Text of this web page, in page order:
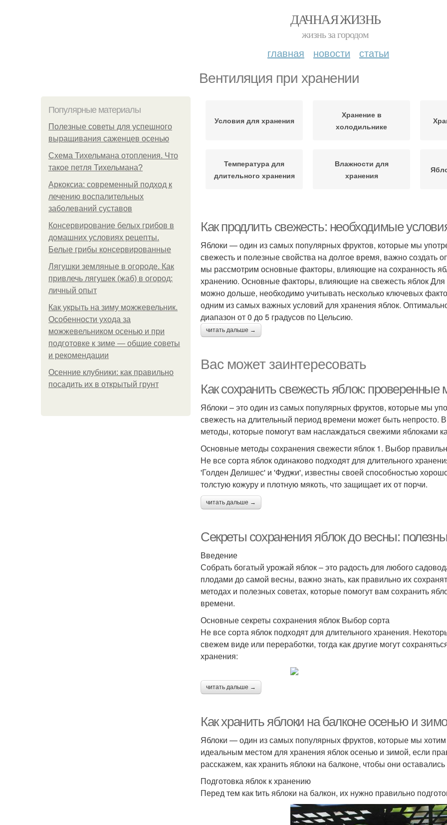
ДАЧНАЯ ЖИЗНЬ
жизнь за городом
главная новости статьи
Вентиляция при хранении
Популярные материалы
Полезные советы для успешного
выращивания саженцев осенью
Схема Тихельмана отопления. Что
такое петля Тихельмана?
Аркоксиа: современный подход к
лечению воспалительных
заболеваний суставов
Консервирование белых грибов в
домашних условиях рецепты.
Белые грибы консервированные
Лягушки земляные в огороде. Как
привлечь лягушек (жаб) в огород:
личный опыт
Как укрыть на зиму можжевельник.
Особенности ухода за
можжевельником осенью и при
подготовке к зиме — общие советы
и рекомендации
Осенние клубники: как правильно
посадить их в открытый грунт
Условия для хранения
Хранение в
холодильнике
Температура для
длительного хранения
Влажности для
хранения
Как продлить свежесть: необходимые
Яблоки — один из самых популярных фруктов, которые мы
свежесть и полезные свойства на долгое время, важно создать
мы рассмотрим основные факторы, влияющие на сохранность
хранению. Основные факторы, влияющие на свежесть яблок Для
можно дольше, необходимо учитывать несколько ключевых
одним из самых важных условий для хранения яблок.
диапазон от 0 до 5 градусов по Цельсию.
читать дальше →
Вас может заинтересовать
Как сохранить свежесть яблок: проверенные
Яблоки – это один из самых популярных фруктов, которые мы
свежесть на длительный период времени может быть непросто.
методы, которые помогут вам наслаждаться свежими яблоками
Основные методы сохранения свежести яблок 1. Выбор
Не все сорта яблок одинаково подходят для длительного
'Голден Делишес' и 'Фуджи', известны своей способностью
толстую кожуру и плотную мякоть, что защищает их от порчи.
читать дальше →
Секреты сохранения яблок до весны:
Введение
Собрать богатый урожай яблок – это радость для любого
плодами до самой весны, важно знать, как правильно их
методах и полезных советах, которые помогут вам сохранить
времени.
Основные секреты сохранения яблок Выбор сорта
Не все сорта яблок подходят для длительного хранения.
свежем виде или переработки, тогда как другие могут
хранения:
читать дальше →
Как хранить яблоки на балконе осенью и
Яблоки — один из самых популярных фруктов, которые мы
идеальным местом для хранения яблок осенью и зимой, если
расскажем, как хранить яблоки на балконе, чтобы они
Подготовка яблок к хранению
Перед тем как tить яблоки на балкон, их нужно правильно